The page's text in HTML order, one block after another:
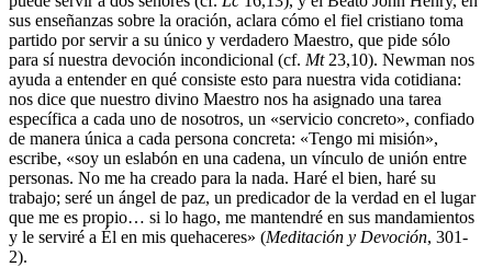
sus enseñanzas sobre la oración, aclara cómo el fiel cristiano toma
partido por servir a su único y verdadero Maestro, que pide sólo
para sí nuestra devoción incondicional (cf. Mt 23,10). Newman nos
ayuda a entender en qué consiste esto para nuestra vida cotidiana:
nos dice que nuestro divino Maestro nos ha asignado una tarea
específica a cada uno de nosotros, un «servicio concreto», confiado
de manera única a cada persona concreta: «Tengo mi misión»,
escribe, «soy un eslabón en una cadena, un vínculo de unión entre
personas. No me ha creado para la nada. Haré el bien, haré su
trabajo; seré un ángel de paz, un predicador de la verdad en el lugar
que me es propio… si lo hago, me mantendré en sus mandamientos
y le serviré a Él en mis quehaceres» (Meditación y Devoción, 301-
2).